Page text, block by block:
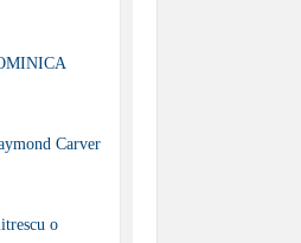
Carver
o